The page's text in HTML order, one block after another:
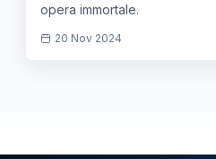
opera immortale.
20 Nov 2024